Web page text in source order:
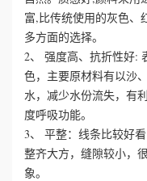
案
富,比传统使用的灰色、
多方面的选择。
2、 强度高、抗折性好:
色，主要原材料有以沙
水，减少水份流失，有
度呼吸功能。
3、 平整：线条比较好
整齐大方，缝隙较小，
象。